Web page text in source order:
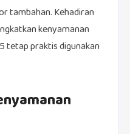
tambahan. Kehadiran
kenyamanan
tetap praktis digunakan